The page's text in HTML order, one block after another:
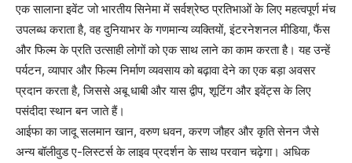
एक सालाना इवेंट जो भारतीय सिनेमा में सर्वश्रेष्ठ प्रतिभाओं के लिए महत्वपूर्ण मंच
उपलब्ध कराता है, वह दुनियाभर के गणमान्य व्यक्तियों, इंटरनेशनल मीडिया, फैंस
और फिल्म के प्रति उत्साही लोगों को एक साथ लाने का काम करता है। यह उन्हें
पर्यटन, व्यापार और फिल्म निर्माण व्यवसाय को बढ़ावा देने का एक बड़ा अवसर
प्रदान करता है, जिससे अबू धाबी और यास द्वीप, शूटिंग और इवेंट्स के लिए
पसंदीदा स्थान बन जाते हैं।
आईफा का जादू सलमान खान, वरुण धवन, करण जौहर और कृति सेनन जैसे
अन्य बॉलीवुड ए-लिस्टर्स के लाइव प्रदर्शन के साथ परवान चढ़ेगा। अधिक